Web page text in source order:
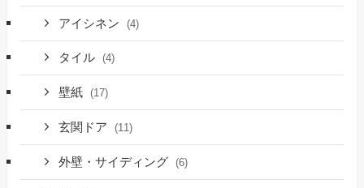
アイシネン (4)
タイル (4)
壁紙 (17)
玄関ドア (11)
外壁・サイディング (6)